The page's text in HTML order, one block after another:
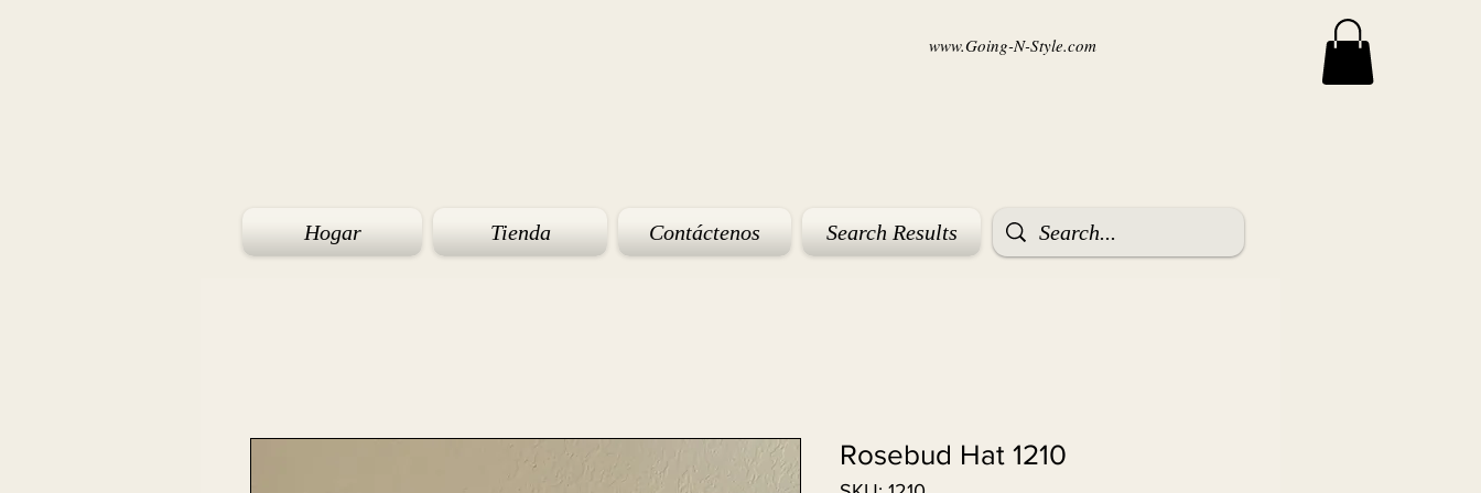
www.Going-N-Style.com
Hogar Tienda Contáctenos Search Results
Rosebud Hat 1210